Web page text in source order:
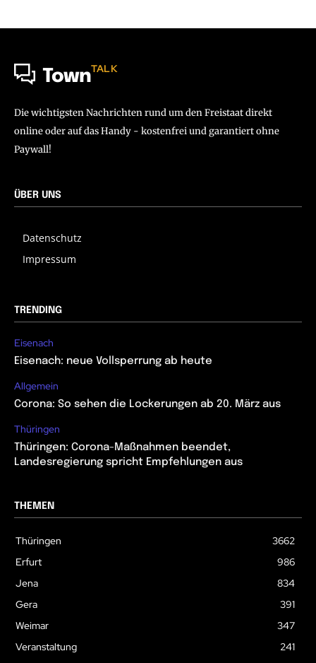
TownTALK
Die wichtigsten Nachrichten rund um den Freistaat direkt
online oder auf das Handy - kostenfrei und garantiert ohne
Paywall!
ÜBER UNS
Datenschutz
Impressum
TRENDING
Eisenach
Eisenach: neue Vollsperrung ab heute
Allgemein
Corona: So sehen die Lockerungen ab 20. März aus
Thüringen
Thüringen: Corona-Maßnahmen beendet,
Landesregierung spricht Empfehlungen aus
THEMEN
Thüringen
3662
Erfurt
986
Jena
834
Gera
391
Weimar
347
Veranstaltung
241